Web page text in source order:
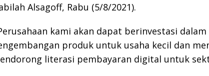
Alsagoff, Rabu (5/8/2021).
kami akan dapat berinvestasi
produk untuk usaha kecil dan
literasi pembayaran digital untuk